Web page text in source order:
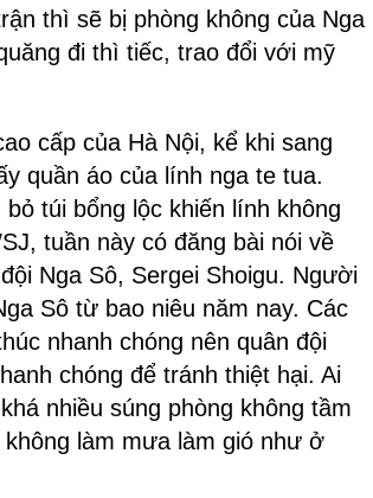
thì sẽ bị phòng không của Nga
đi thì tiếc, trao đổi với mỹ
cấp của Hà Nội, kể khi sang
quần áo của lính nga te tua.
túi bổng lộc khiến lính không
tuần này có đăng bài nói về
Nga Sô, Sergei Shoigu. Người
Sô từ bao niêu năm nay. Các
nhanh chóng nên quân đội
chóng để tránh thiệt hại. Ai
nhiều súng phòng không tầm
làm mưa làm gió như ở